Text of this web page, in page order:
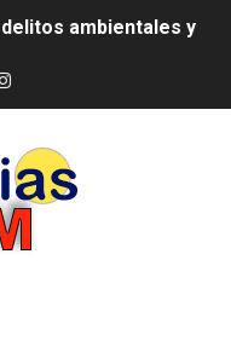
encabezan entrega
galones de
de RD 57 millones en